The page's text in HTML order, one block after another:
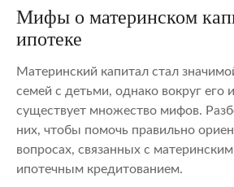
Мифы о материнском
ипотеке
Материнский капитал стал
семей с детьми, однако вокруг его
существует множество мифов.
них, чтобы помочь правильно
вопросах, связанных с
ипотечным кредитованием.